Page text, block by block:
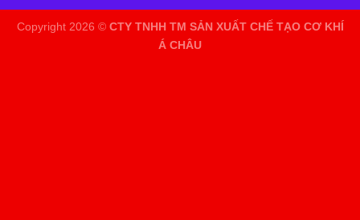
Copyright 2026 © CTY TNHH TM SẢN XUẤT CHẾ TẠO CƠ KHÍ
Á CHÂU